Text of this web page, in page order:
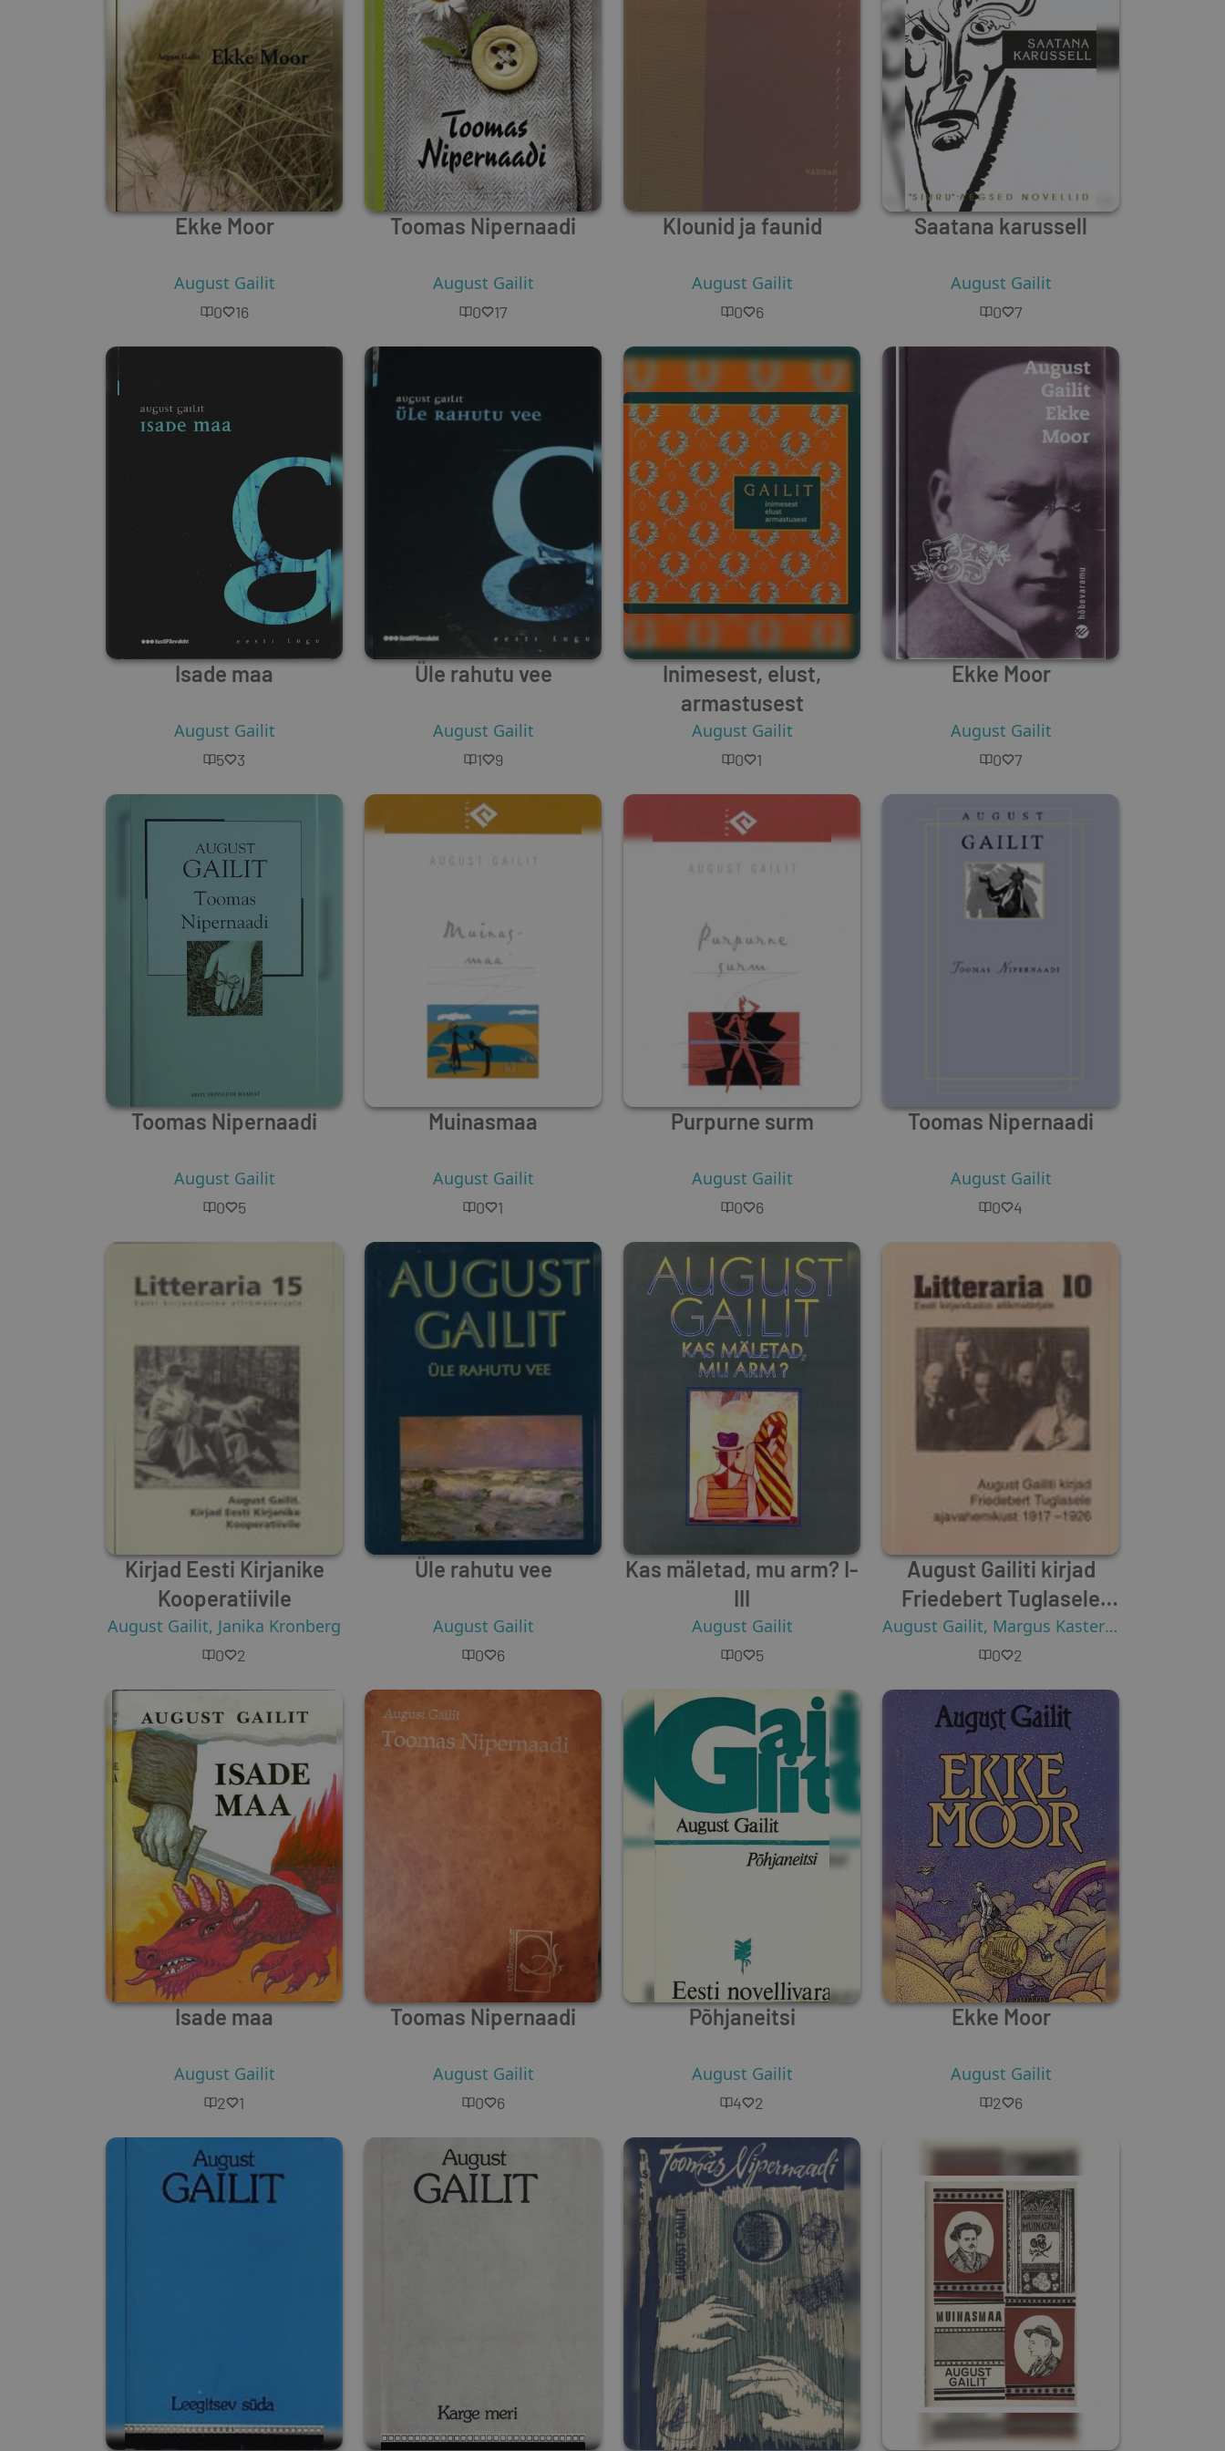
Ekke Moor
August Gailit
0 16
Toomas Nipernaadi
August Gailit
0 17
Klounid ja faunid
August Gailit
0 6
Saatana karussell
August Gailit
0 7
Isade maa
August Gailit
5 3
Üle rahutu vee
August Gailit
1 9
Inimesest, elust,
armastusest
August Gailit
0 1
Ekke Moor
August Gailit
0 7
Toomas Nipernaadi
August Gailit
0 5
Muinasmaa
August Gailit
0 1
Purpurne surm
August Gailit
0 6
Toomas Nipernaadi
August Gailit
0 4
Kirjad Eesti Kirjanike
Kooperatiivile
August Gailit, Janika Kronberg
0 2
Üle rahutu vee
August Gailit
0 6
Kas mäletad, mu arm? I-
III
August Gailit
0 5
August Gailiti kirjad
Friedebert Tuglasele
ajavahemikust 1917-1926
August Gailit, Margus Kasterpalu
0 2
Isade maa
August Gailit
2 1
Toomas Nipernaadi
August Gailit
0 6
Põhjaneitsi
August Gailit
4 2
Ekke Moor
August Gailit
2 6